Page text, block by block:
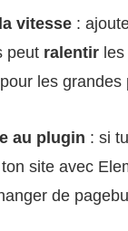
vitesse :
peut ralentir
les grandes
au plugin : si
site avec
de